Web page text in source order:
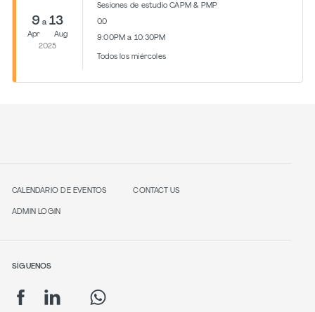
9 a 13
Apr
Aug
2025
Sesiones de estudio CAPM & PMP
0.0
9:00PM a 10:30PM
Todos los miércoles
CALENDARIO DE EVENTOS
ADMIN LOGIN
CONTACT US
SÍGUENOS